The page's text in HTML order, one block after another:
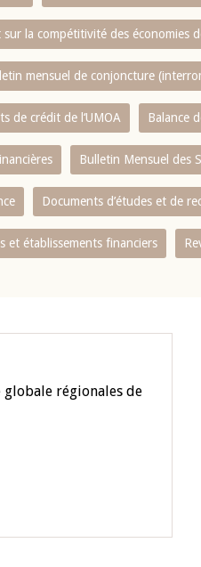
la compétitivité des économies
mensuel de conjoncture
de crédit de l‘UMOA Balance
Bulletin Mensuel des
Documents d’études et de
et établissements financiers
régionales de